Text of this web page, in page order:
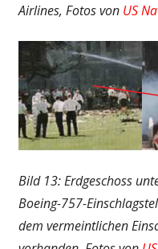
Airlines, Fotos von US
Bild 13: Erdgeschoss
Boeing-757-
dem vermeintlichen